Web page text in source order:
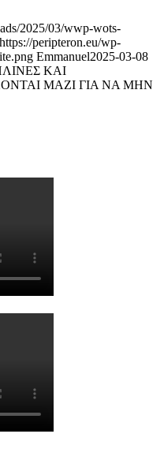
2025/03/wwp-wots-
https://peripteron.eu/wp-
Emmanuel2025-03-08
ΚΑΙ
ΜΑΖΙ ΓΙΑ ΝΑ ΜΗΝ